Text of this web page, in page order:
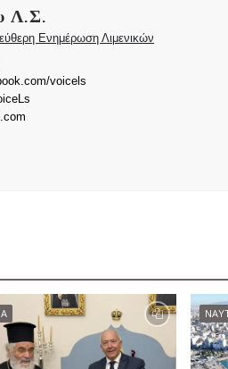
Λ.Σ.
Ενημέρωση Λιμενικών
voicels